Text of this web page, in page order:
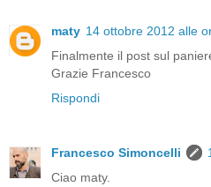
maty 14 ottobre 2012 alle
Finalmente il post sul
Grazie Francesco
Rispondi
Francesco Simoncelli
Ciao maty.